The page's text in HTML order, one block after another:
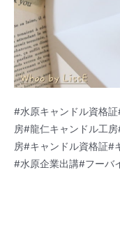
#水原キャンドル資格
房#龍仁キャンドル工
房#キャンドル資格証#
#水原企業出講#フーバ